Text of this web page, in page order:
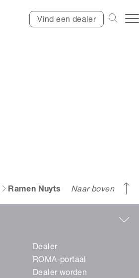
Vind een dealer
Ramen Nuyts Naar boven
Dealer
ROMA-portaal
Dealer worden